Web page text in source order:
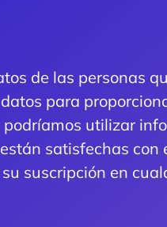
de las personas
para
utilizar
satisfechas con
suscripción en